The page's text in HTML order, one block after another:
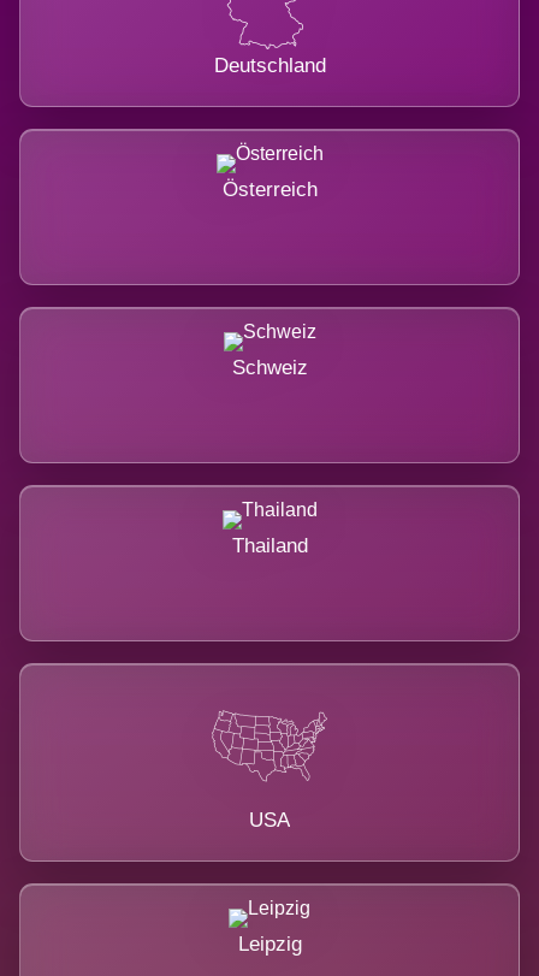
Deutschland
Österreich
Schweiz
Thailand
USA
Leipzig